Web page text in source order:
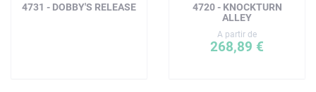
4731 - DOBBY'S RELEASE
4720 - KNOCKTURN
ALLEY
A partir de
268,89 €